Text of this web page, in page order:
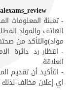
- تعبئة المعلومات
مواد)والتأكد من
- انتظار رد دائرة
العلاقة.
- التأكيد أن تقديم
اي إعلان مخالف لذلك